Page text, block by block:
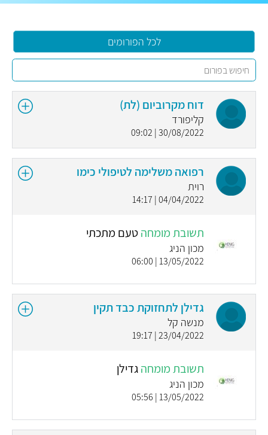
לכל הפורומים
דוח מקרוביום (לת)
קליפורד
30/08/2022 | 09:02
רפואה משלימה לטיפולי כימו
רוית
04/04/2022 | 14:17
תשובת מומחהטעם מתכתי
מכון הניג
13/05/2022 | 06:00
גדילן לתחזוקת כבד תקין
מנשה קל
23/04/2022 | 19:17
תשובת מומחהגדילן
מכון הניג
13/05/2022 | 05:56